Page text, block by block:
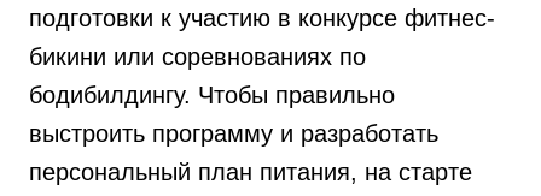
подготовки к участию в конкурсе фитнес-
бикини или соревнованиях по
бодибилдингу. Чтобы правильно
выстроить программу и разработать
персональный план питания, на старте